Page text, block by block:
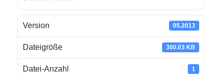
Version 05.2013
Dateigröße 300.03 KB
Datei-Anzahl 1